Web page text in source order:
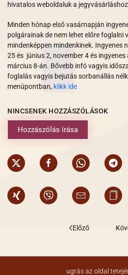
hivatalos weboldaluk a
Minden hónap első vasárnapján
polgárainak de nem lehet előre foglalni
mindenképpen mindenkinek. Ingyenes
25 és június 2, november 4 és
március 8-án. Bővebb infó vagyis
foglalás vagyis bejutás sorbanállás
menüpontban, klikk ide
NINCSENEK HOZZÁSZÓLÁSOK
Hozzászólás írása
Előző
ugrás az oldal